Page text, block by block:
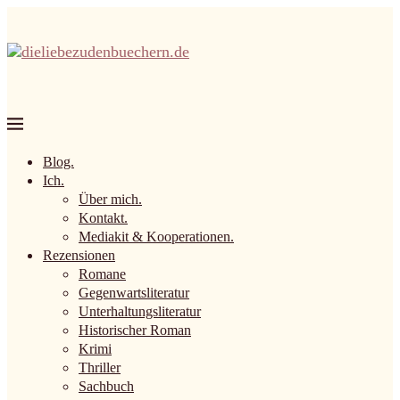
Blog.
Ich.
Über mich.
Kontakt.
Mediakit & Kooperationen.
Rezensionen
Romane
Gegenwartsliteratur
Unterhaltungsliteratur
Historischer Roman
Krimi
Thriller
Sachbuch